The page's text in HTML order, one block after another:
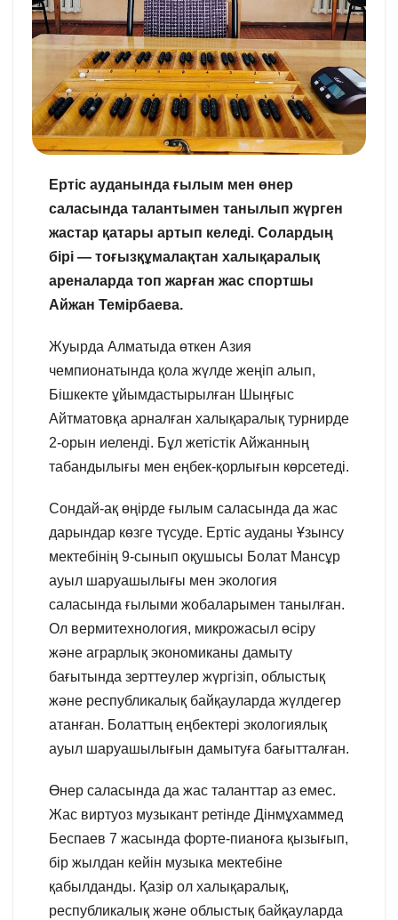
Ертіс ауданында ғылым мен өнер
саласында талантымен танылып жүрген
жастар қатары артып келеді. Солардың
бірі — тоғызқұмалақтан халықаралық
ареналарда топ жарған жас спортшы
Айжан Темірбаева.
Жуырда Алматыда өткен Азия
чемпионатында қола жүлде жеңіп алып,
Бішкекте ұйымдастырылған Шыңғыс
Айтматовқа арналған халықаралық турнирде
2-орын иеленді. Бұл жетістік Айжанның
табандылығы мен еңбек-қорлығын көрсетеді.
Сондай-ақ өңірде ғылым саласында да жас
дарындар көзге түсуде. Ертіс ауданы Ұзынсу
мектебінің 9-сынып оқушысы Болат Мансұр
ауыл шаруашылығы мен экология
саласында ғылыми жобаларымен танылған.
Ол вермитехнология, микрожасыл өсіру
және аграрлық экономиканы дамыту
бағытында зерттеулер жүргізіп, облыстық
және республикалық байқауларда жүлдегер
атанған. Болаттың еңбектері экологиялық
ауыл шаруашылығын дамытуға бағытталған.
Өнер саласында да жас таланттар аз емес.
Жас виртуоз музыкант ретінде Дінмұхаммед
Беспаев 7 жасында форте-пианоға қызығып,
бір жылдан кейін музыка мектебіне
қабылданды. Қазір ол халықаралық,
республикалық және облыстық байқауларда